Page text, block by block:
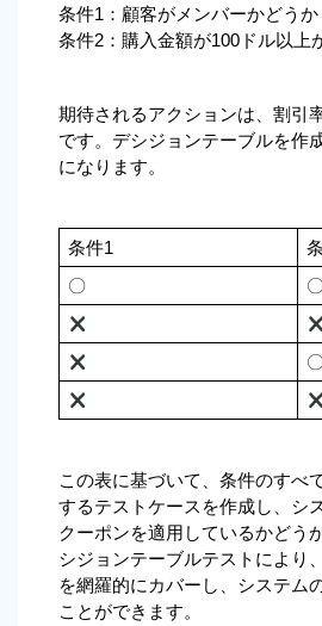
条件1：顧客がメンバーかどうか
条件2：購入金額が100ドル以上
期待されるアクションは、割引
です。デシジョンテーブルを作
になります。
条件1
〇
この表に基づいて、条件のすべ
するテストケースを作成し、シ
クーポンを適用しているかどう
シジョンテーブルテストにより
を網羅的にカバーし、システム
ことができます。